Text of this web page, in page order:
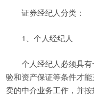
证券经纪人分类：
1、个人经纪人
个人经纪人必须具
验和资产保证等条件才
卖的中介业务工作，并按